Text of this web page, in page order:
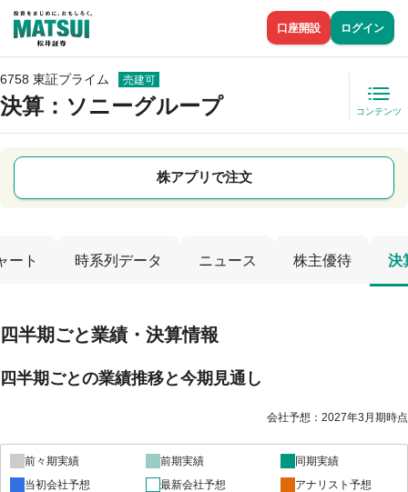
口座開設 ログイン
6758 東証プライム 売建可
決算：ソニーグループ コンテンツ
株アプリで注文
ート 時系列データ ニュース 株主優待 決
四半期ごと業績・決算情報
四半期ごとの業績推移と今期見通し
会社予想：2027年3月期時点
前々期実績 前期実績
同期実績
当初会社予想
最新会社予想 アナリスト予想